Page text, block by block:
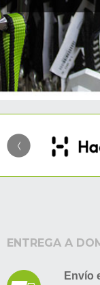
ENTREGA A
Envío